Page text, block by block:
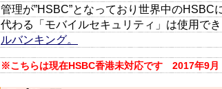
管理が”HSBC”となっており世界中の
代わる「モバイルセキュリティ」は使用で
ルバンキング。
※こちらは現在HSBC香港未対応です 2017年9月